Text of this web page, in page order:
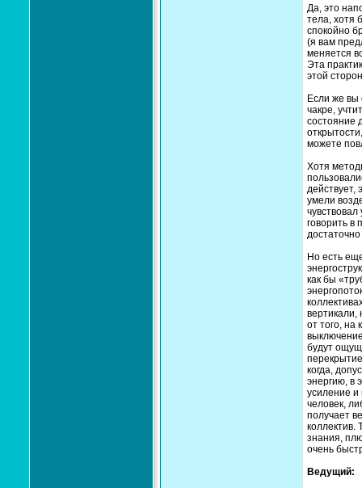
Да, это
тела, хотя
спокойно
(я вам
меняется
Эта
этой
Если же вы
чакре,
состояние
можете
Хотя
действует,
умели
чувствовал
говорить в
Но есть
как бы
вертикали,
от того, на
будут
когда,
энергию, в
усиление и
человек,
получает
коллектив.
знания,
очень
Ведущий: